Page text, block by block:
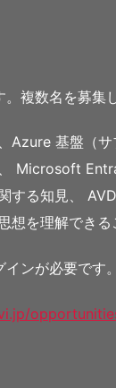
複数名を募集
Azure 基盤（
Microsoft
する知見、
想を理解できる
ンが必要です。